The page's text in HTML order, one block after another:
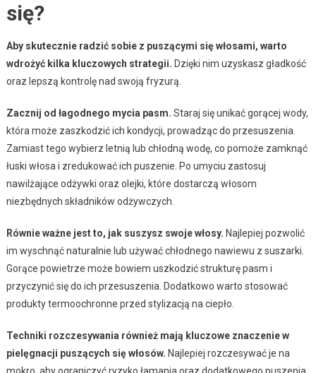
się?
Aby skutecznie radzić sobie z puszącymi się włosami, warto
wdrożyć kilka kluczowych strategii. Dzięki nim uzyskasz gładkość
oraz lepszą kontrolę nad swoją fryzurą.
Zacznij od łagodnego mycia pasm. Staraj się unikać gorącej wody,
która może zaszkodzić ich kondycji, prowadząc do przesuszenia.
Zamiast tego wybierz letnią lub chłodną wodę, co pomoże zamknąć
łuski włosa i zredukować ich puszenie. Po umyciu zastosuj
nawilżające odżywki oraz olejki, które dostarczą włosom
niezbędnych składników odżywczych.
Równie ważne jest to, jak suszysz swoje włosy. Najlepiej pozwolić
im wyschnąć naturalnie lub używać chłodnego nawiewu z suszarki.
Gorące powietrze może bowiem uszkodzić strukturę pasm i
przyczynić się do ich przesuszenia. Dodatkowo warto stosować
produkty termoochronne przed stylizacją na ciepło.
Techniki rozczesywania również mają kluczowe znaczenie w
pielęgnacji puszących się włosów. Najlepiej rozczesywać je na